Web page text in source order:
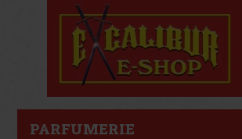
PARFUMERIE